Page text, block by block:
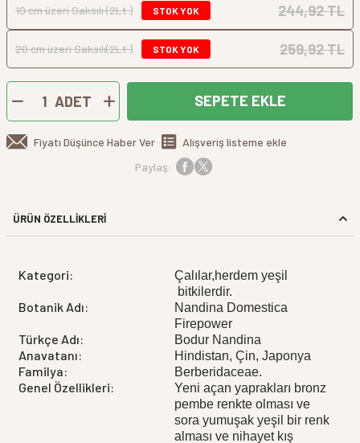
10 cm üzeri Saksılı (2Lt.) STOK YOK 244,92 TL
20 cm üzeri Saksılı(2Lt.) STOK YOK 259,92 TL
ADET SEPETE EKLE
Alışveriş listeme ekle
Fiyatı Düşünce Haber Ver
Paylaş:
ÜRÜN ÖZELLİKLERİ
Kategori:
Çalılar,herdem yeşil
bitkilerdir.
Botanik Adı:
Nandina Domestica
Firepower
Türkçe Adı: Bodur Nandina
Anavatanı: Hindistan, Çin, Japonya
Familya: Berberidaceae.
Genel Özellikleri:
Yeni açan yaprakları bronz
pembe renkte olması ve
sora yumuşak yeşil bir renk
alması ve nihayet kış